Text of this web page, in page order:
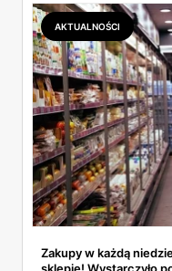
AKTUALNOŚCI
Zakupy w każdą